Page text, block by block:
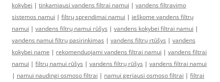
kokybei | tinkamiausi vandens filtrai namui | vandens filtravimo
sistemos namui | filtrų sprendimai namui | ieškome vandens filtrų
namui | vandens filtrų namui rūšys | vandens kokybei filtrai namui |
vandens namui filtrų pasirinkimas | vandens filtrų rtūšys | vandens
kokybei name | rekomenduojami vandens filtrai namui | vandens filtrai
namui | filtrų namui rūšys | vandens filtrų rūšys | vandens filtrai namui
| namui naudingi osmoso filtrai | namui geriausi osmoso filtrai | filtrai